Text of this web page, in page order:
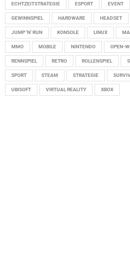
ECHTZEITSTRATEGIE ESPORT EVENT
GEWINNSPIEL HARDWARE HEADSET
JUMP 'N' RUN KONSOLE LINUX
MMO MOBILE NINTENDO OPEN-
RENNSPIEL RETRO ROLLENSPIEL
SPORT STEAM STRATEGIE
UBISOFT VIRTUAL REALITY XBOX